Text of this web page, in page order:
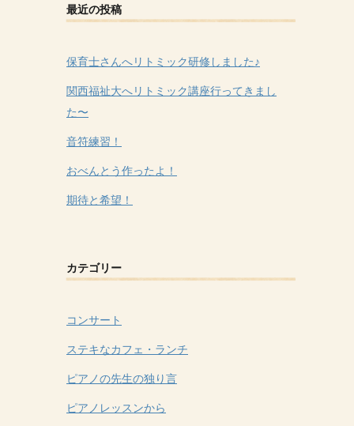
最近の投稿
保育士さんへリトミック研修しました♪
関西福祉大へリトミック講座行ってきまし
た〜
音符練習！
おべんとう作ったよ！
期待と希望！
カテゴリー
コンサート
ステキなカフェ・ランチ
ピアノの先生の独り言
ピアノレッスンから